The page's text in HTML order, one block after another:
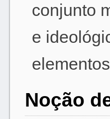
conjunto
e
Noção